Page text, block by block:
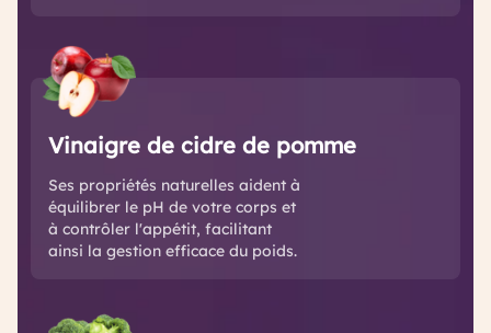
Vinaigre de cidre de pomme
Ses propriétés naturelles aident à
équilibrer le pH de votre corps et
à contrôler l'appétit, facilitant
ainsi la gestion efficace du poids.